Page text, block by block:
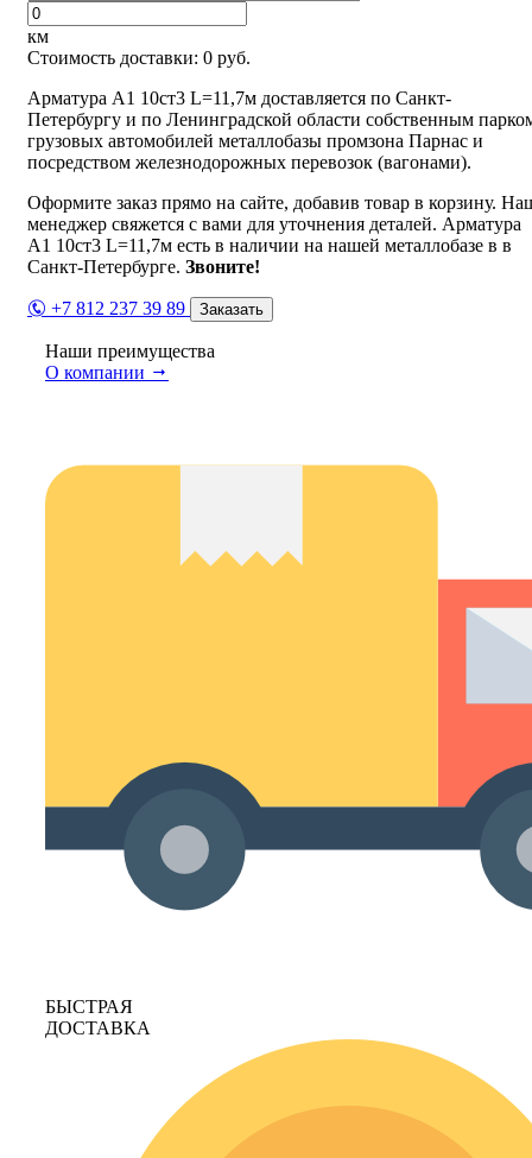
км
Стоимость доставки: 0 руб.
Арматура А1 10ст3 L=11,7м доставляется по Санкт-
Петербургу и по Ленинградской области собственным
грузовых автомобилей металлобазы промзона Парнас и
посредством железнодорожных перевозок (вагонами).
Оформите заказ прямо на сайте, добавив товар в корзину.
менеджер свяжется с вами для уточнения деталей. Арматура
А1 10ст3 L=11,7м есть в наличии на нашей металлобазе в в
Санкт-Петербурге. Звоните!
+7 812 237 39 89 Заказать
Наши преимущества
О компании
БЫСТРАЯ
ДОСТАВКА